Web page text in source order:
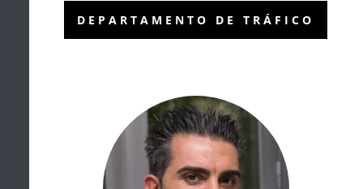
DEPARTAMENTO DE TRÁFICO